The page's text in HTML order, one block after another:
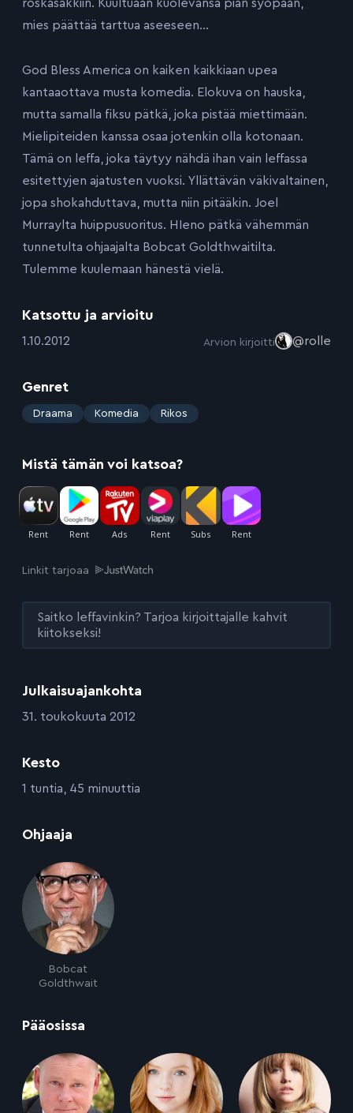
Julkaisuajankohta
:31. toukokuuta 2012
Kesto
:1 tuntia, 45 minuuttia
Ohjaaja
Bobcat
Goldthwait
Pääosissa
roskasakkiin. Kuultuaan kuolevansa pian syöpään,
mies päättää tarttua aseeseen…
God Bless America on kaiken kaikkiaan upea
kantaaottava musta komedia. Elokuva on hauska,
mutta samalla fiksu pätkä, joka pistää miettimään.
Mielipiteiden kanssa osaa jotenkin olla kotonaan.
Tämä on leffa, joka täytyy nähdä ihan vain leffassa
esitettyjen ajatusten vuoksi. Yllättävän väkivaltainen,
jopa shokahduttava, mutta niin pitääkin. Joel
Murraylta huippusuoritus. HIeno pätkä vähemmän
tunnetulta ohjaajalta Bobcat Goldthwaitilta.
Tulemme kuulemaan hänestä vielä.
Katsottu ja arvioitu
:1.10.2012 Arvion kirjoitti @rolle
Genret
: Draama Komedia Rikos
Mistä tämän voi katsoa?
Linkit tarjoaa
Saitko leffavinkin? Tarjoa kirjoittajalle kahvit
kiitokseksi!